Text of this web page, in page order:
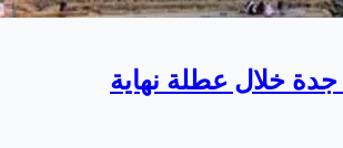
خلال عطلة نهاية